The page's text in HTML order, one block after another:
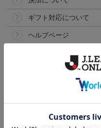
ギフト対応について
ヘルプページ
サンフレッチェ